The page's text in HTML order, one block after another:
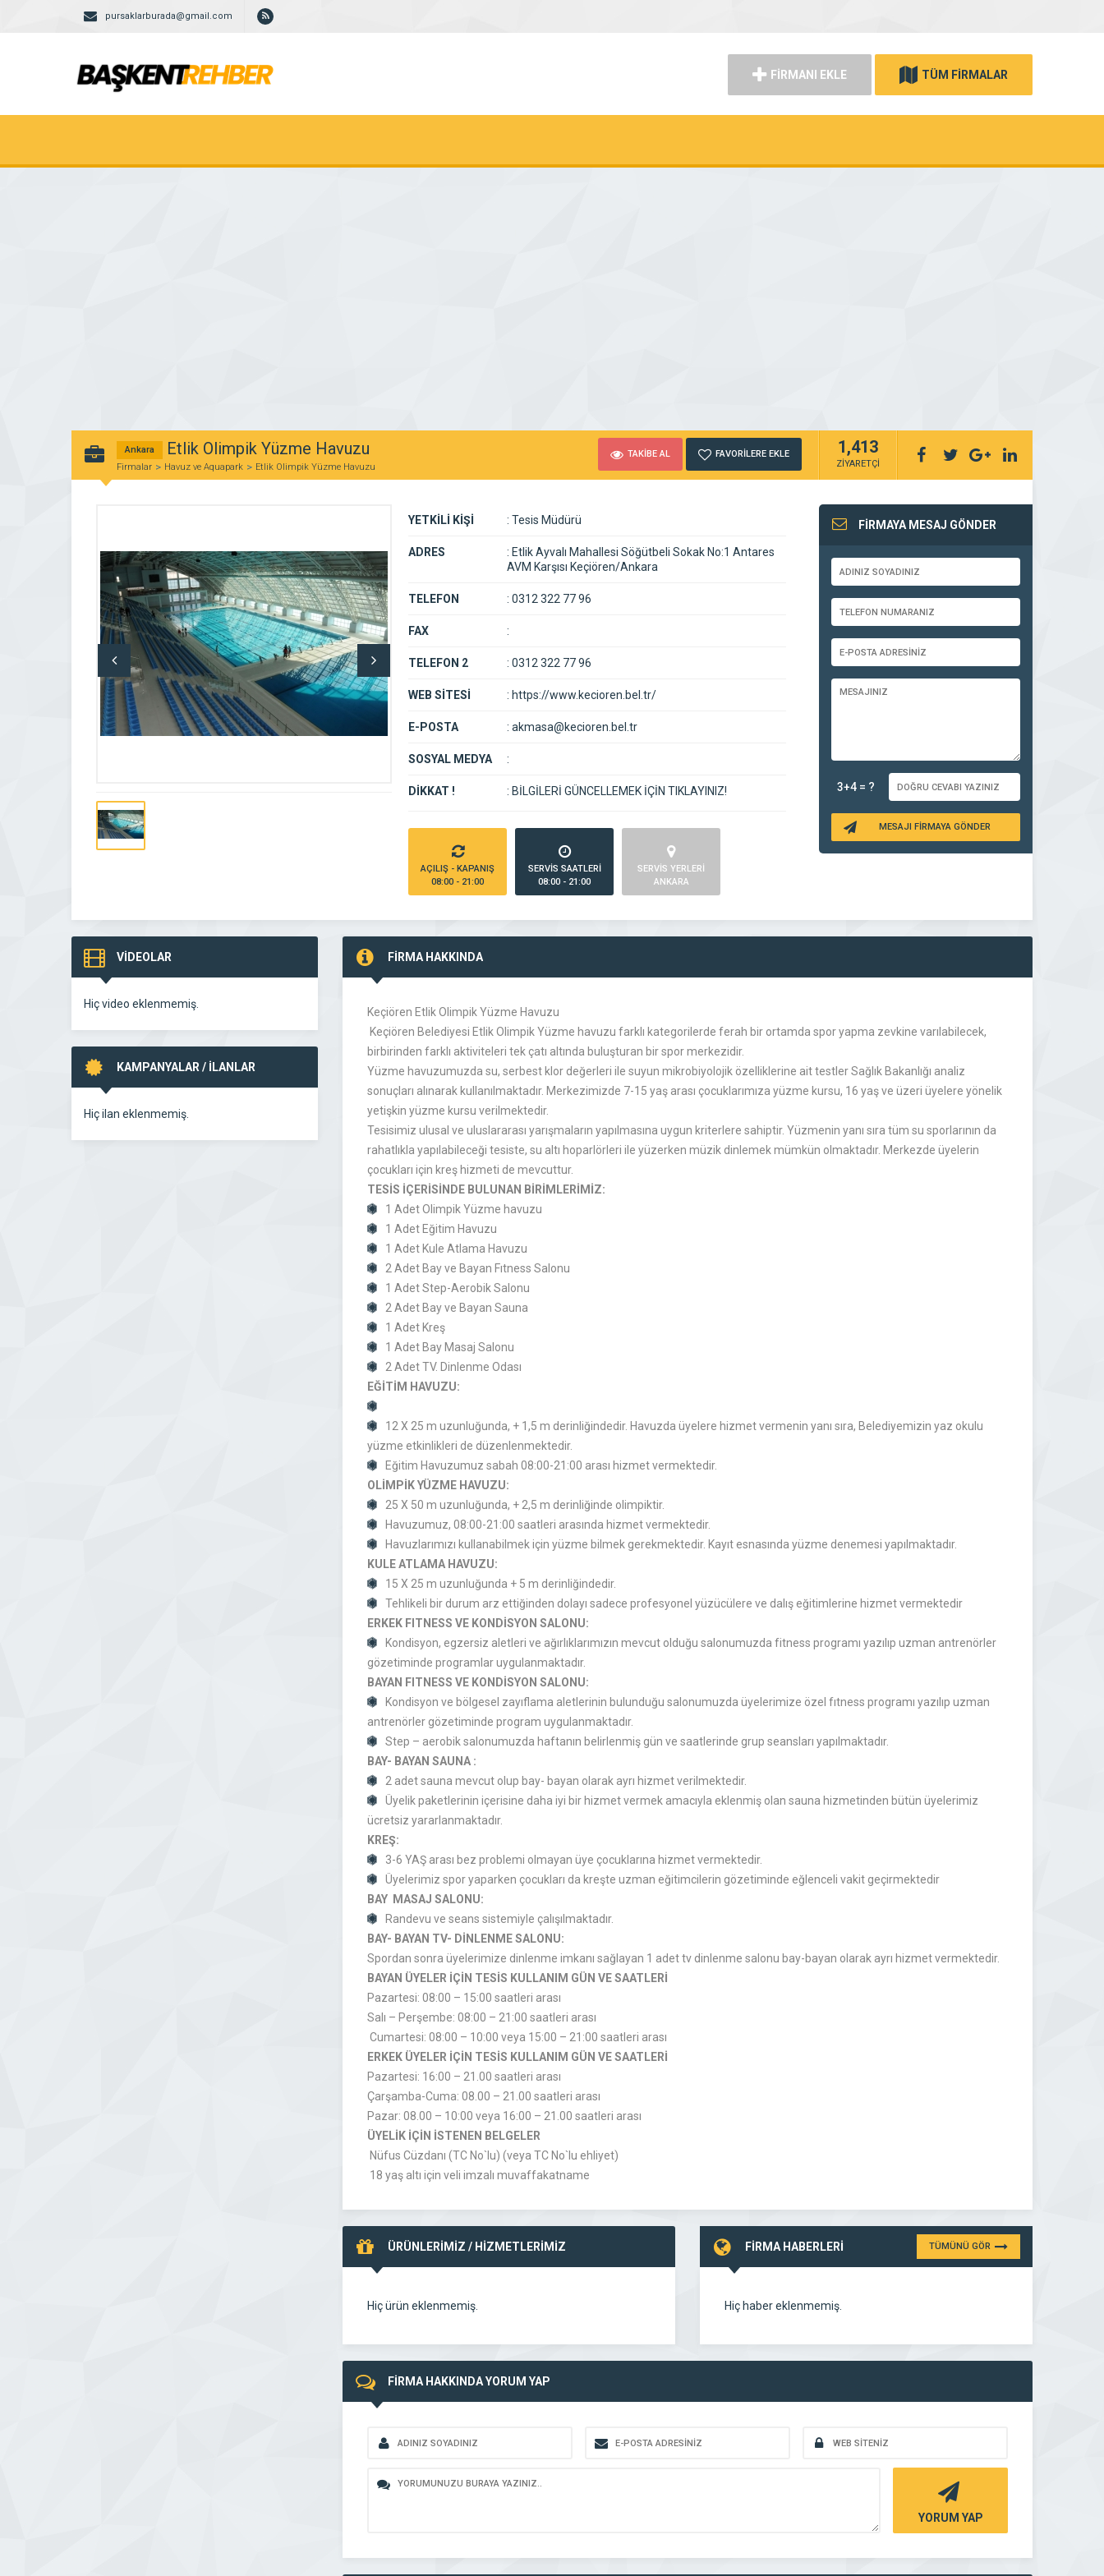
pursaklarburada@gmail.com
FİRMANI EKLE TÜM FİRMALAR
Ankara Etlik Olimpik Yüzme Havuzu
Firmalar Havuz ve Aquapark Etlik Olimpik Yüzme Havuzu
TAKİBE AL FAVORİLERE EKLE 1,413
ZİYARETÇİ
YETKİLİ KİŞİ : Tesis Müdürü
ADRES : Etlik Ayvalı Mahallesi Söğütbeli Sokak No:1 Antares
AVM Karşısı Keçiören/Ankara
TELEFON : 0312 322 77 96
FAX :
TELEFON 2 : 0312 322 77 96
WEB SİTESİ : https://www.kecioren.bel.tr/
E-POSTA : akmasa@kecioren.bel.tr
SOSYAL MEDYA :
DİKKAT ! : BİLGİLERİ GÜNCELLEMEK İÇİN TIKLAYINIZ!
AÇILIŞ - KAPANIŞ
08:00 - 21:00
SERVİS SAATLERİ
08:00 - 21:00
SERVİS YERLERİ
ANKARA
FİRMAYA MESAJ GÖNDER
3+4 = ?
MESAJI FİRMAYA GÖNDER
VİDEOLAR
Hiç video eklenmemiş.
KAMPANYALAR / İLANLAR
Hiç ilan eklenmemiş.
FİRMA HAKKINDA
Keçiören Etlik Olimpik Yüzme Havuzu
Keçiören Belediyesi Etlik Olimpik Yüzme havuzu farklı kategorilerde ferah bir ortamda spor yapma zevkine varılabilecek,
birbirinden farklı aktiviteleri tek çatı altında buluşturan bir spor merkezidir.
Yüzme havuzumuzda su, serbest klor değerleri ile suyun mikrobiyolojik özelliklerine ait testler Sağlık Bakanlığı analiz
sonuçları alınarak kullanılmaktadır. Merkezimizde 7-15 yaş arası çocuklarımıza yüzme kursu, 16 yaş ve üzeri üyelere yönelik
yetişkin yüzme kursu verilmektedir.
Tesisimiz ulusal ve uluslararası yarışmaların yapılmasına uygun kriterlere sahiptir. Yüzmenin yanı sıra tüm su sporlarının da
rahatlıkla yapılabileceği tesiste, su altı hoparlörleri ile yüzerken müzik dinlemek mümkün olmaktadır. Merkezde üyelerin
çocukları için kreş hizmeti de mevcuttur.
TESİS İÇERİSİNDE BULUNAN BİRİMLERİMİZ:
1 Adet Olimpik Yüzme havuzu
1 Adet Eğitim Havuzu
1 Adet Kule Atlama Havuzu
2 Adet Bay ve Bayan Fıtness Salonu
1 Adet Step-Aerobik Salonu
2 Adet Bay ve Bayan Sauna
1 Adet Kreş
1 Adet Bay Masaj Salonu
2 Adet TV. Dinlenme Odası
EĞİTİM HAVUZU:
12 X 25 m uzunluğunda, + 1,5 m derinliğindedir. Havuzda üyelere hizmet vermenin yanı sıra, Belediyemizin yaz okulu
yüzme etkinlikleri de düzenlenmektedir.
Eğitim Havuzumuz sabah 08:00-21:00 arası hizmet vermektedir.
OLİMPİK YÜZME HAVUZU:
25 X 50 m uzunluğunda, + 2,5 m derinliğinde olimpiktir.
Havuzumuz, 08:00-21:00 saatleri arasında hizmet vermektedir.
Havuzlarımızı kullanabilmek için yüzme bilmek gerekmektedir. Kayıt esnasında yüzme denemesi yapılmaktadır.
KULE ATLAMA HAVUZU:
15 X 25 m uzunluğunda + 5 m derinliğindedir.
Tehlikeli bir durum arz ettiğinden dolayı sadece profesyonel yüzücülere ve dalış eğitimlerine hizmet vermektedir
ERKEK FITNESS VE KONDİSYON SALONU:
Kondisyon, egzersiz aletleri ve ağırlıklarımızın mevcut olduğu salonumuzda fitness programı yazılıp uzman antrenörler
gözetiminde programlar uygulanmaktadır.
BAYAN FITNESS VE KONDİSYON SALONU:
Kondisyon ve bölgesel zayıflama aletlerinin bulunduğu salonumuzda üyelerimize özel fıtness programı yazılıp uzman
antrenörler gözetiminde program uygulanmaktadır.
Step – aerobik salonumuzda haftanın belirlenmiş gün ve saatlerinde grup seansları yapılmaktadır.
BAY- BAYAN SAUNA :
2 adet sauna mevcut olup bay- bayan olarak ayrı hizmet verilmektedir.
Üyelik paketlerinin içerisine daha iyi bir hizmet vermek amacıyla eklenmiş olan sauna hizmetinden bütün üyelerimiz
ücretsiz yararlanmaktadır.
KREŞ:
3-6 YAŞ arası bez problemi olmayan üye çocuklarına hizmet vermektedir.
Üyelerimiz spor yaparken çocukları da kreşte uzman eğitimcilerin gözetiminde eğlenceli vakit geçirmektedir
BAY MASAJ SALONU:
Randevu ve seans sistemiyle çalışılmaktadır.
BAY- BAYAN TV- DİNLENME SALONU:
Spordan sonra üyelerimize dinlenme imkanı sağlayan 1 adet tv dinlenme salonu bay-bayan olarak ayrı hizmet vermektedir.
BAYAN ÜYELER İÇİN TESİS KULLANIM GÜN VE SAATLERİ
Pazartesi: 08:00 – 15:00 saatleri arası
Salı – Perşembe: 08:00 – 21:00 saatleri arası
Cumartesi: 08:00 – 10:00 veya 15:00 – 21:00 saatleri arası
ERKEK ÜYELER İÇİN TESİS KULLANIM GÜN VE SAATLERİ
Pazartesi: 16:00 – 21.00 saatleri arası
Çarşamba-Cuma: 08.00 – 21.00 saatleri arası
Pazar: 08.00 – 10:00 veya 16:00 – 21.00 saatleri arası
ÜYELİK İÇİN İSTENEN BELGELER
Nüfus Cüzdanı (TC No`lu) (veya TC No`lu ehliyet)
18 yaş altı için veli imzalı muvaffakatname
ÜRÜNLERİMİZ / HİZMETLERİMİZ
Hiç ürün eklenmemiş.
FİRMA HABERLERİ TÜMÜNÜ GÖR
Hiç haber eklenmemiş.
FİRMA HAKKINDA YORUM YAP
YORUM YAP